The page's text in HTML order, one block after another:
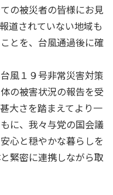
の被災者の皆様にお見
道されていない地域も
とを、台風通過後に確
風１９号非常災害対策
の被害状況の報告を受
大さを踏まえてより一
に、我々与党の国会議
心と穏やかな暮らしを
緊密に連携しながら取